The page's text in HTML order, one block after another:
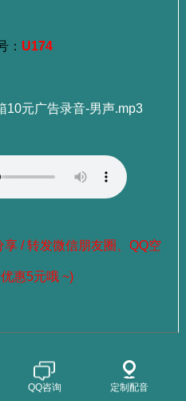
： U174
10元广告录音-男声.mp3
享 / 转发微信朋友圈、QQ空
惠5元哦 ~)
QQ咨询 定制配音